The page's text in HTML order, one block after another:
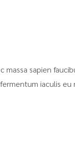
sapien
iaculis